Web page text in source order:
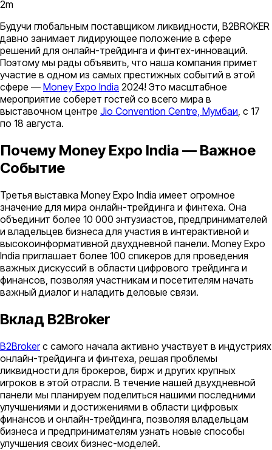
2m
Будучи глобальным поставщиком ликвидности, B2BROKER
давно занимает лидирующее положение в сфере
решений для онлайн-трейдинга и финтех-инноваций.
Поэтому мы рады объявить, что наша компания примет
участие в одном из самых престижных событий в этой
сфере — Money Expo India 2024! Это масштабное
мероприятие соберет гостей со всего мира в
выставочном центре Jio Convention Centre, Мумбаи , с 17
по 18 августа.
Почему Money Expo India — Важное
Событие
Третья выставка Money Expo India имеет огромное
значение для мира онлайн-трейдинга и финтеха. Она
объединит более 10 000 энтузиастов, предпринимателей
и владельцев бизнеса для участия в интерактивной и
высокоинформативной двухдневной панели. Money Expo
India приглашает более 100 спикеров для проведения
важных дискуссий в области цифрового трейдинга и
финансов, позволяя участникам и посетителям начать
важный диалог и наладить деловые связи.
Вклад B2Broker
B2Brokerс самого начала активно участвует в индустриях
онлайн-трейдинга и финтеха, решая проблемы
ликвидности для брокеров, бирж и других крупных
игроков в этой отрасли. В течение нашей двухдневной
панели мы планируем поделиться нашими последними
улучшениями и достижениями в области цифровых
финансов и онлайн-трейдинга, позволяя владельцам
бизнеса и предпринимателям узнать новые способы
улучшения своих бизнес-моделей.